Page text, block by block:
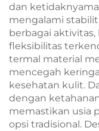
dan
mengalami
berbagai
fleksibilitas
termal material
mencegah
kesehatan kulit.
dengan
memastikan usia
opsi tradisional.